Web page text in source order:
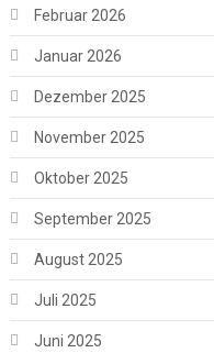
Februar 2026
Januar 2026
Dezember 2025
November 2025
Oktober 2025
September 2025
August 2025
Juli 2025
Juni 2025